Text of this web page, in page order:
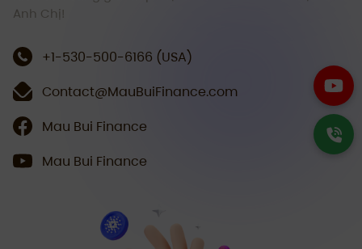
Anh Chị!
+1-530-500-6166 (USA)
Contact@MauBuiFinance.com
Mau Bui Finance
Mau Bui Finance